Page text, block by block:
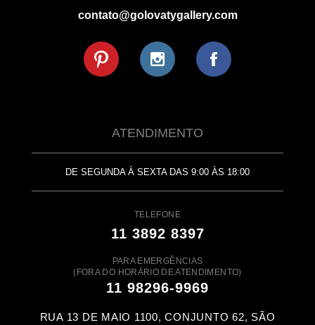
contato@golovatygallery.com
ATENDIMENTO
DE SEGUNDA À SEXTA DAS 9:00 ÀS 18:00
TELEFONE
11 3892 8397
PARA EMERGÊNCIAS
(FORA DO HORÁRIO DE ATENDIMENTO)
11 98296-9969
RUA 13 DE MAIO 1100, CONJUNTO 62, SÃO